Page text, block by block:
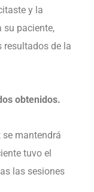
y la
su paciente,
resultados de la
obtenidos.
se mantendrá
tuvo el
las sesiones